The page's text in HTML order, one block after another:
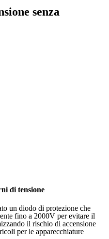
senza
di tensione
un diodo di protezione che
fino a 2000V per evitare il
il rischio di accensione
per le apparecchiature